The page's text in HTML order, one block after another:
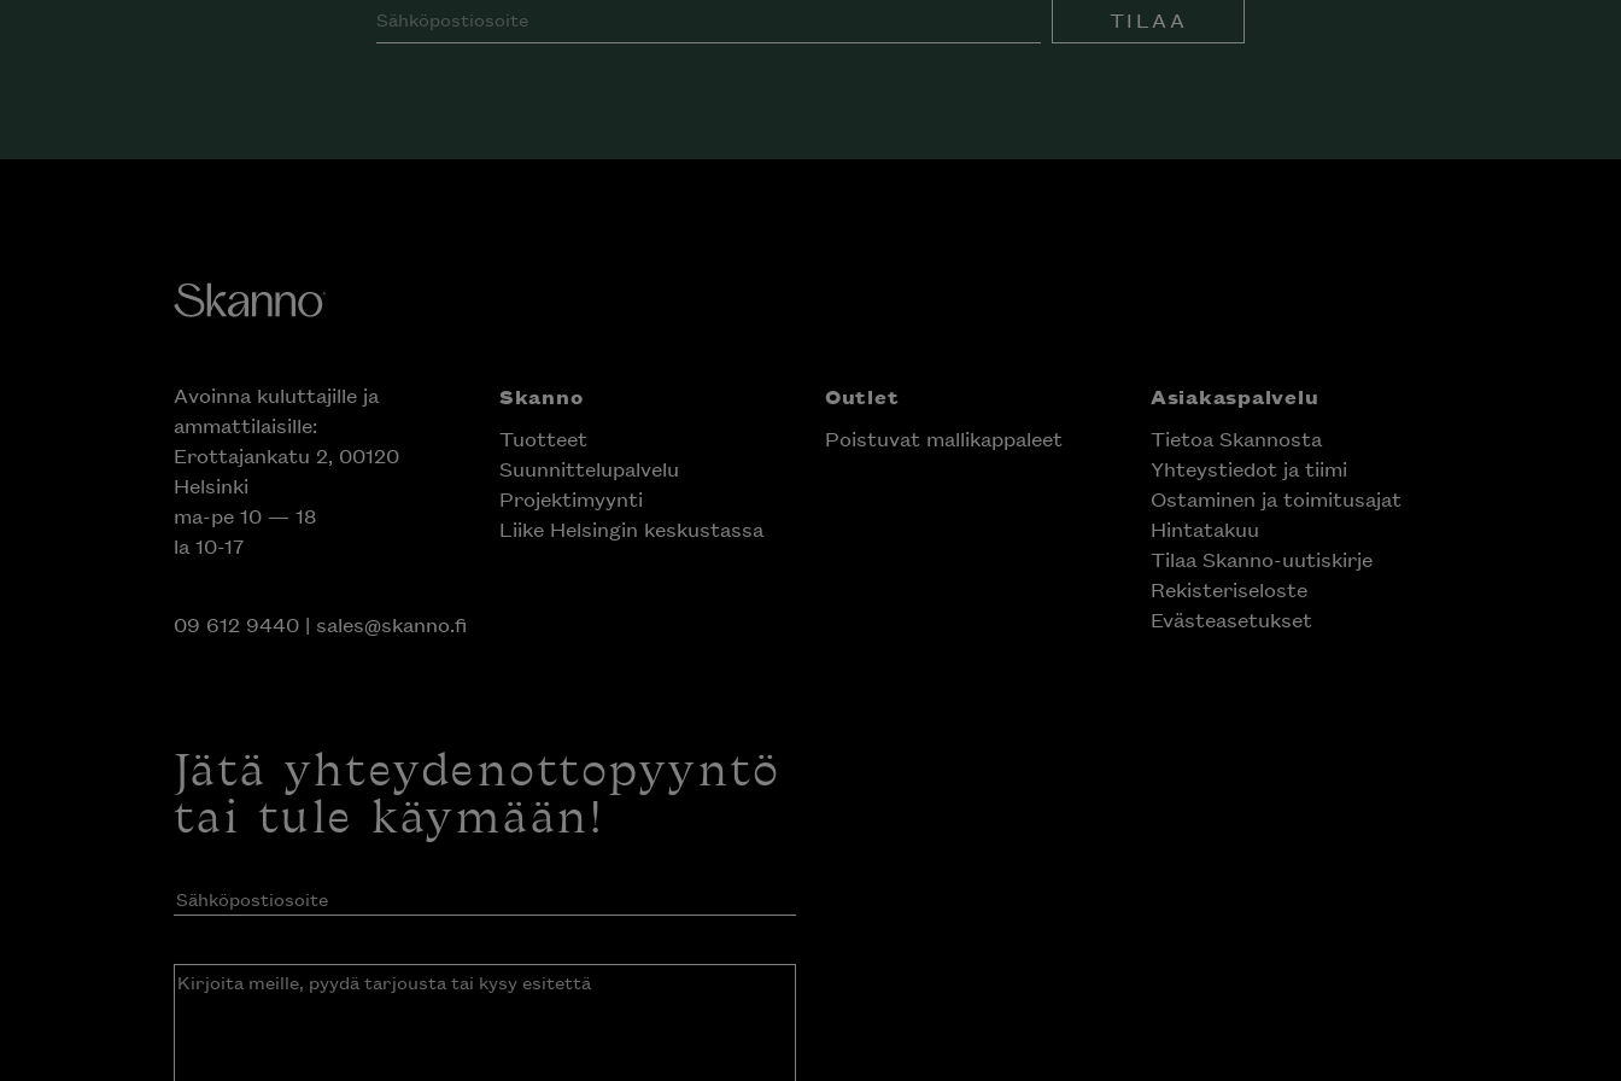
TILAA
Avoinna kuluttajille ja
ammattilaisille:
Erottajankatu 2, 00120
Helsinki
ma-pe 10 — 18
la 10-17
09 612 9440| sales@skanno.fi
Skanno
Tuotteet
Suunnittelupalvelu
Projektimyynti
Liike Helsingin keskustassa
Outlet
Poistuvat mallikappaleet
Asiakaspalvelu
Tietoa Skannosta
Yhteystiedot ja tiimi
Ostaminen ja toimitusajat
Hintatakuu
Tilaa Skanno-uutiskirje
Rekisteriseloste
Evästeasetukset
Jätä yhteydenottopyyntö
tai tule käymään!
Sähköpostiosoite(Pakollinen)
Kirjoita